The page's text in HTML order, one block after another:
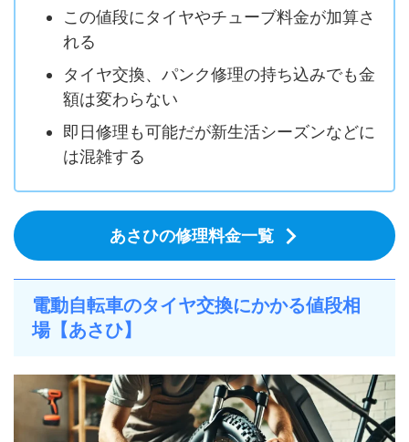
この値段にタイヤやチューブ料金が加算さ
れる
タイヤ交換、パンク修理の持ち込みでも金
額は変わらない
即日修理も可能だが新生活シーズンなどに
は混雑する
あさひの修理料金一覧
電動自転車のタイヤ交換にかかる値段相
場【あさひ】